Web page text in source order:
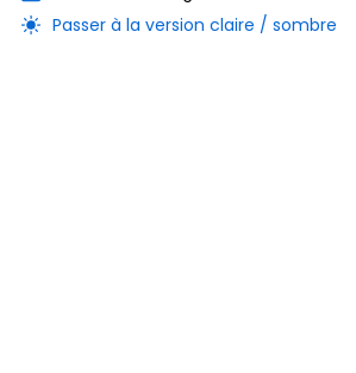
Passer à la version claire / sombre